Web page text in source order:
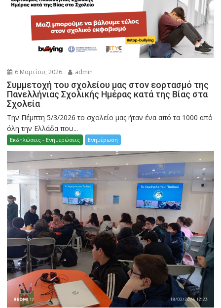
6 Μαρτίου, 2026 admin
Συμμετοχή του σχολείου μας στον εορτασμό της
Πανελλήνιας Σχολικής Ημέρας κατά της Βίας στα
Σχολεία
Την Πέμπτη 5/3/2026 το σχολείο μας ήταν ένα από τα 1000 από
όλη την Ελλάδα που...
Εκδηλώσεις - Ενημερώσεις Ενημέρωση